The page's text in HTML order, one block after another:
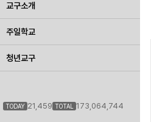
교구소개
주일학교
청년교구
TODAY 21,459 TOTAL 173,064,744